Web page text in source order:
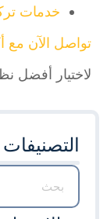
خدمات
تواصل الآن مع
لاختيار أفضل
التصنيفات